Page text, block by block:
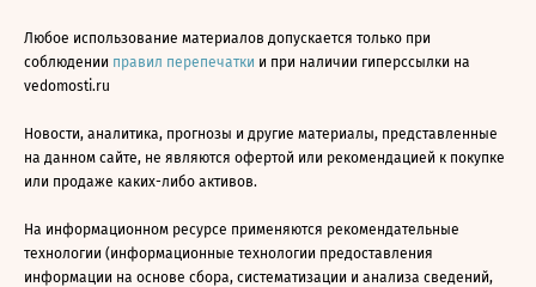
Любое использование материалов допускается только при
соблюдении правил перепечатки и при наличии гиперссылки на
vedomosti.ru
Новости, аналитика, прогнозы и другие материалы, представленные
на данном сайте, не являются офертой или рекомендацией к покупке
или продаже каких-либо активов.
На информационном ресурсе применяются рекомендательные
технологии (информационные технологии предоставления
информации на основе сбора, систематизации и анализа сведений,